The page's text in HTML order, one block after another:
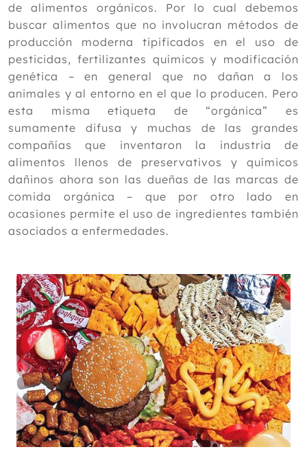
2016
2015
2014
Diciembre
Noviembre
Octubre
Septiembre
Agosto
Julio
Junio
Mayo
Abril
Marzo
2013
2012
de alimentos orgánicos. Por lo cual debemos
buscar alimentos que no involucran métodos de
producción moderna tipificados en el uso de
pesticidas, fertilizantes químicos y modificación
genética – en general que no dañan a los
animales y al entorno en el que lo producen. Pero
esta misma etiqueta de “orgánica” es
sumamente difusa y muchas de las grandes
compañías que inventaron la industria de
alimentos llenos de preservativos y químicos
dañinos ahora son las dueñas de las marcas de
comida orgánica – que por otro lado en
ocasiones permite el uso de ingredientes también
asociados a enfermedades.